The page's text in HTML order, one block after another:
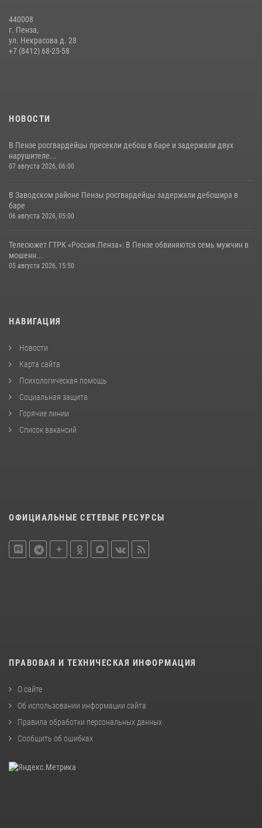
440008
г. Пенза,
ул. Некрасова д. 28
+7 (8412) 68-25-58
НОВОСТИ
В Пензе росгвардейцы пресекли дебош в баре и задержали двух
нарушителе...
07 августа 2026, 06:00
В Заводском районе Пензы росгвардейцы задержали дебошира в
баре
06 августа 2026, 05:00
Телесюжет ГТРК «Россия.Пенза»: В Пензе обвиняются семь мужчин в
мошенн...
05 августа 2026, 15:50
НАВИГАЦИЯ
Новости
Карта сайта
Психологическая помощь
Социальная защита
Горячие линии
Список вакансий
ОФИЦИАЛЬНЫЕ СЕТЕВЫЕ РЕСУРСЫ
ПРАВОВАЯ И ТЕХНИЧЕСКАЯ ИНФОРМАЦИЯ
О сайте
Об использовании информации сайта
Правила обработки персональных данных
Сообщить об ошибках